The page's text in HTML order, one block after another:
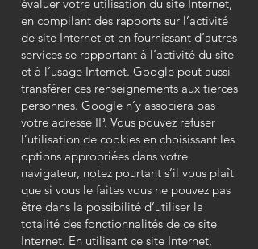
évaluer votre utilisation du site Internet,
en compilant des rapports sur l’activité
de site Internet et en fournissant d’autres
services se rapportant à l’activité du site
et à l’usage Internet. Google peut aussi
transférer ces renseignements aux tierces
personnes. Google n’y associera pas
votre adresse IP. Vous pouvez refuser
l’utilisation de cookies en choisissant les
options appropriées dans votre
navigateur, notez pourtant s’il vous plaît
que si vous le faites vous ne pouvez pas
être dans la possibilité d’utiliser la
totalité des fonctionnalités de ce site
Internet. En utilisant ce site Internet,